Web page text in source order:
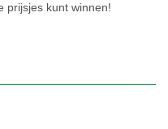
prijsjes kunt winnen!